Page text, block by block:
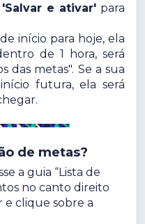
'Salvar e ativar' para
início para hoje, ela
de 1 hora, será
das metas". Se a sua
futura, ela será
de metas?
a guia “Lista de
no canto direito
e clique sobre a